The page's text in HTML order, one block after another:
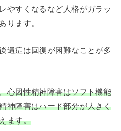
やすくなるなど人格がガラッ
ります。
遺症は回復が困難なことが多
心因性精神障害はソフト機能
神障害はハード部分が大きく
ます。